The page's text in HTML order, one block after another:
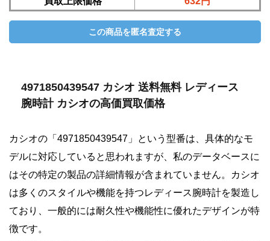
4971850439547 カシオ 送料無料 レディース
腕時計 カシオの高価買取価格
カシオの「4971850439547」という型番は、具体的なモ
デルに対応していると思われますが、私のデータベースに
はその特定の製品の詳細情報が含まれていません。カシオ
は多くのスタイルや機能を持つレディース腕時計を製造し
ており、一般的には耐久性や機能性に優れたデザインが特
徴です。